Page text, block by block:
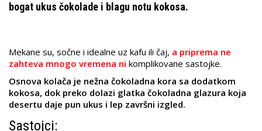
bogat ukus čokolade i blagu notu kokosa.
Mekane su, sočne i idealne uz kafu ili čaj, a priprema ne
zahteva mnogo vremena ni komplikovane sastojke.
Osnova kolača je nežna čokoladna kora sa dodatkom
kokosa, dok preko dolazi glatka čokoladna glazura koja
desertu daje pun ukus i lep završni izgled.
Sastojci: